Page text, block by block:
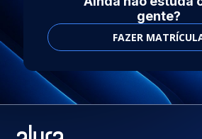
gente?
FAZER